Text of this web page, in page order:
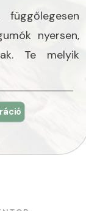
nyersen,
Te melyik